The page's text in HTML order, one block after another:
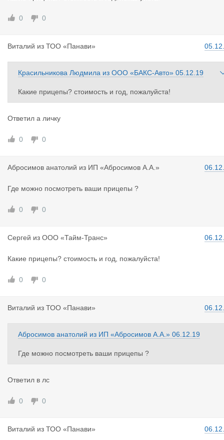
0 0
Виталий из ТОО «Панави»
Красильникова Людмила из ООО «БАКС-Авто» 05.12.19
Какие прицепы? стоимость и год, пожалуйста!
Ответил а личку
0 0
Абросимов анатолий из ИП «Абросимов А.А.»
Где можно посмотреть ваши прицепы ?
0 0
Сергей из ООО «Тайм-Транс»
Какие прицепы? стоимость и год, пожалуйста!
0 0
Виталий из ТОО «Панави»
Абросимов анатолий из ИП «Абросимов А.А.» 06.12.19
Где можно посмотреть ваши прицепы ?
Ответил в лс
0 0
Виталий из ТОО «Панави»